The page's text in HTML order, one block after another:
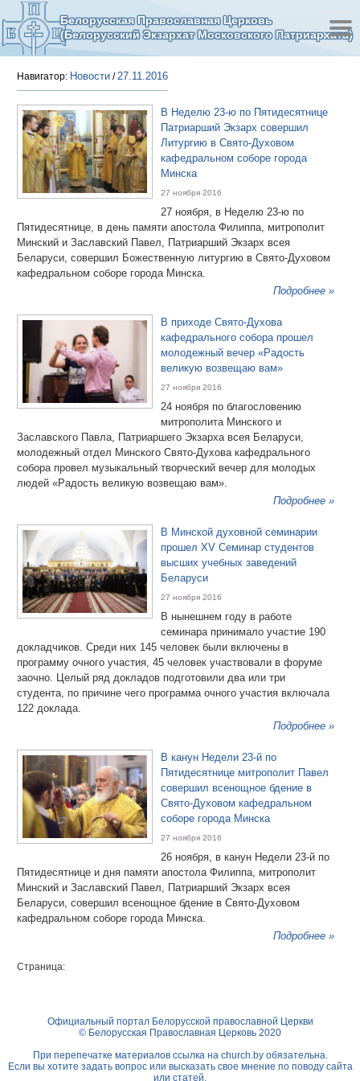
Белорусская Православная Церковь
(Белорусский Экзархат Московского Патриархата)
Навигатор: Новости /27.11.2016
В Неделю 23-ю по Пятидесятнице
Патриарший Экзарх совершил
Литургию в Свято-Духовом
кафедральном соборе города
Минска
27 ноября 2016
27 ноября, в Неделю 23-ю по
Пятидесятнице, в день памяти апостола Филиппа, митрополит
Минский и Заславский Павел, Патриарший Экзарх всея
Беларуси, совершил Божественную литургию в Свято-Духовом
кафедральном соборе города Минска.
Подробнее »
В приходе Свято-Духова
кафедрального собора прошел
молодежный вечер «Радость
великую возвещаю вам»
27 ноября 2016
24 ноября по благословению
митрополита Минского и
Заславского Павла, Патриаршего Экзарха всея Беларуси,
молодежный отдел Минского Свято-Духова кафедрального
собора провел музыкальный творческий вечер для молодых
людей «Радость великую возвещаю вам».
Подробнее »
В Минской духовной семинарии
прошел XV Семинар студентов
высших учебных заведений
Беларуси
27 ноября 2016
В нынешнем году в работе
семинара принимало участие 190
докладчиков. Среди них 145 человек были включены в
программу очного участия, 45 человек участвовали в форуме
заочно. Целый ряд докладов подготовили два или три
студента, по причине чего программа очного участия включала
122 доклада.
Подробнее »
В канун Недели 23-й по
Пятидесятнице митрополит Павел
совершил всенощное бдение в
Свято-Духовом кафедральном
соборе города Минска
27 ноября 2016
26 ноября, в канун Недели 23-й по
Пятидесятнице и дня памяти апостола Филиппа, митрополит
Минский и Заславский Павел, Патриарший Экзарх всея
Беларуси, совершил всенощное бдение в Свято-Духовом
кафедральном соборе города Минска.
Подробнее »
Страница:
Официальный портал Белорусской православной Церкви
© Белорусская Православная Церковь 2020
При перепечатке материалов ссылка на church.byобязательна.
Если вы хотите задать вопрос или высказать свое мнение по поводу сайта
или статей,